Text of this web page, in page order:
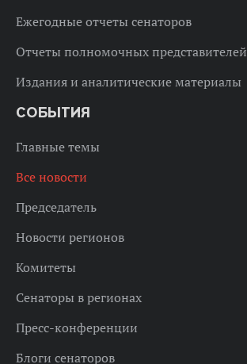
Ежегодные отчеты сенаторов
Отчеты полномочных представителей
Издания и аналитические материалы
СОБЫТИЯ
Главные темы
Все новости
Председатель
Новости регионов
Комитеты
Сенаторы в регионах
Пресс-конференции
Блоги сенаторов